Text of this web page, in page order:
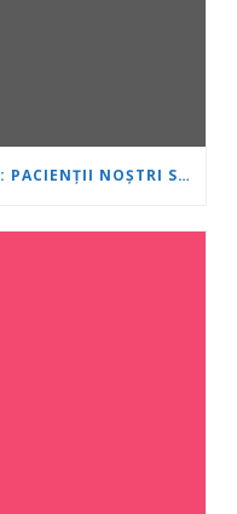
PROF. NATALIA CHILINGIROVA: PACIENȚII NOȘTRI SUNT EROI, IAR NOI ÎI AJUTĂM SĂ FACĂ FAȚĂ MAI RAPID ȘI MAI UȘOR